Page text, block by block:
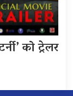
को ट्रेलर